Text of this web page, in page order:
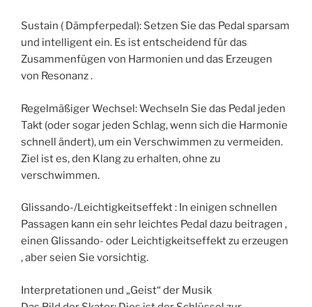
Sustain ( Dämpferpedal): Setzen Sie das Pedal sparsam
und intelligent ein. Es ist entscheidend für das
Zusammenfügen von Harmonien und das Erzeugen
von Resonanz .
Regelmäßiger Wechsel: Wechseln Sie das Pedal jeden
Takt (oder sogar jeden Schlag, wenn sich die Harmonie
schnell ändert), um ein Verschwimmen zu vermeiden.
Ziel ist es, den Klang zu erhalten, ohne zu
verschwimmen.
Glissando-/Leichtigkeitseffekt : In einigen schnellen
Passagen kann ein sehr leichtes Pedal dazu beitragen ,
einen Glissando- oder Leichtigkeitseffekt zu erzeugen
, aber seien Sie vorsichtig.
Interpretationen und „Geist“ der Musik